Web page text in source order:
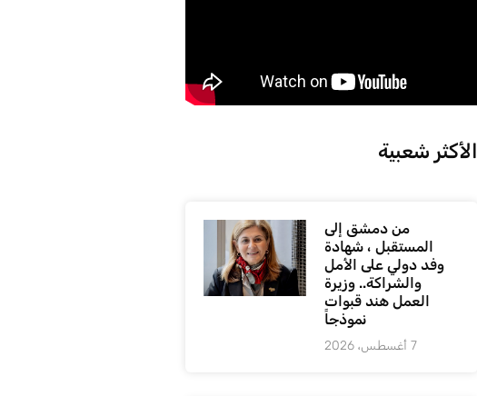
الأكثر شعبية
من دمشق إلى
المستقبل ، شهادة
وفد دولي على الأمل
والشراكة.. وزيرة
العمل هند قبوات
نموذجاً
7 أغسطس، 2026